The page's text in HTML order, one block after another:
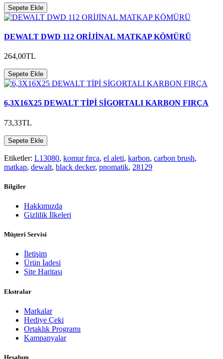
Sepete Ekle
DEWALT DWD 112 ORİJİNAL MATKAP KÖMÜRÜ
264,00TL
Sepete Ekle
6,3X16X25 DEWALT TİPİ SİGORTALI KARBON FIRÇA
73,33TL
Sepete Ekle
Etiketler: L13080, komur fırca, el aleti, karbon, carbon brush,
matkap, dewalt, black decker, pnomatik, 28129
Bilgiler
Hakkımızda
Gizlilik İlkeleri
Müşteri Servisi
İletişim
Ürün İadesi
Site Haritası
Ekstralar
Markalar
Hediye Çeki
Ortaklık Programı
Kampanyalar
Hesabım